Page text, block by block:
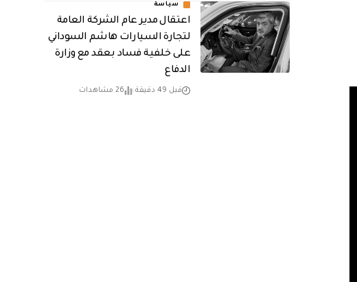
سياسة
اعتقال مدير عام الشركة العامة
لتجارة السيارات هاشم السوداني
على خلفية فساد بعقد مع وزارة
الدفاع
قبل 49 دقيقة 26 مشاهدات